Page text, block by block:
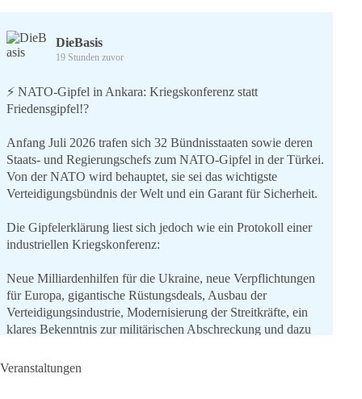
DieBasis
19 Stunden zuvor
⚡️ NATO-Gipfel in Ankara: Kriegskonferenz statt
Friedensgipfel!?
Anfang Juli 2026 trafen sich 32 Bündnisstaaten sowie deren
Staats- und Regierungschefs zum NATO-Gipfel in der Türkei.
Von der NATO wird behauptet, sie sei das wichtigste
Verteidigungsbündnis der Welt und ein Garant für Sicherheit.
Die Gipfelerklärung liest sich jedoch wie ein Protokoll einer
industriellen Kriegskonferenz:
Neue Milliardenhilfen für die Ukraine, neue Verpflichtungen
für Europa, gigantische Rüstungsdeals, Ausbau der
Verteidigungsindustrie, Modernisierung der Streitkräfte, ein
klares Bekenntnis zur militärischen Abschreckung und dazu
Veranstaltungen